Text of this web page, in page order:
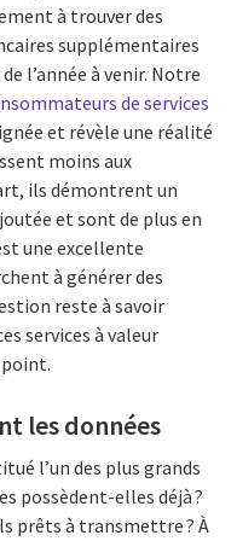
à trouver des
supplémentaires
l’année à venir. Notre
de services
et révèle une réalité
moins aux
ils démontrent un
et sont de plus en
une excellente
à générer des
reste à savoir
services à valeur
point.
les données
l’un des plus grands
possèdent-elles déjà ?
prêts à transmettre ? À